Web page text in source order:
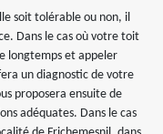
soit tolérable ou non, il
Dans le cas où votre toit
longtemps et appeler
un diagnostic de votre
proposera ensuite de
adéquates. Dans le cas